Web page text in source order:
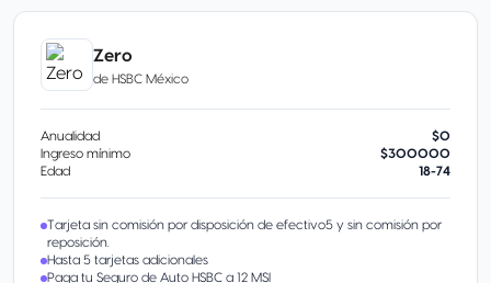
Zero
de HSBC México
Anualidad
$0
Ingreso mínimo
$300000
Edad
18-74
Tarjeta sin comisión por disposición de efectivo5 y sin comisión por
reposición.
Hasta 5 tarjetas adicionales
Paga tu Seguro de Auto HSBC a 12 MSI